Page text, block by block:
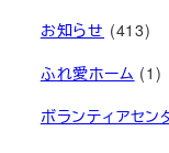
お知らせ (413)
ふれ愛ホーム (1)
ボランティアセン